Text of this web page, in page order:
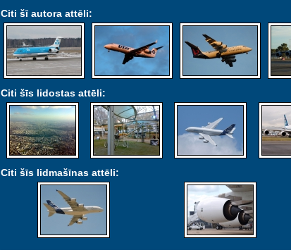
Citi šī autora attēli:
Citi šīs lidostas attēli:
Citi šīs lidmašīnas attēli: